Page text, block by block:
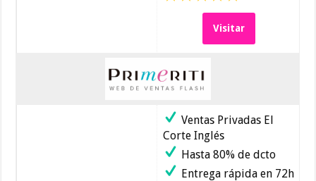
Visitar
Ventas Privadas El
Corte Inglés
Hasta 80% de dcto
Entrega rápida en 72h